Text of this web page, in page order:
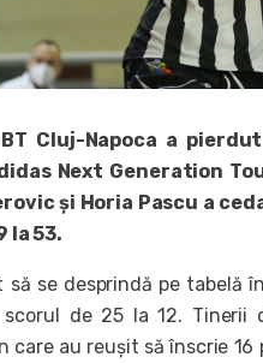
Cluj-Napoca a
Next Generation
și Horia Pascu a
la 53.
să se desprindă pe
de 25 la 12.
care au reușit să înscrie